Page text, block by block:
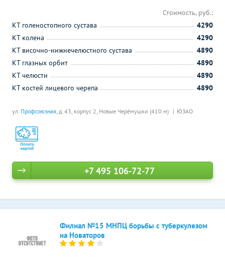
ул. Профсоюзная, д. 43, корпус 2, Новые Черёмушки (410 м) ЮЗАО
Стоимость, руб.:
КТ голеностопного сустава
4290
КТ колена
4290
КТ височно-нижнечелюстного сустава
4890
КТ глазных орбит
4890
КТ челюсти
4890
КТ костей лицевого черепа
4890
+7 495 106-72-77
Филиал №15 МНПЦ борьбы с туберкулезом
на Новаторов